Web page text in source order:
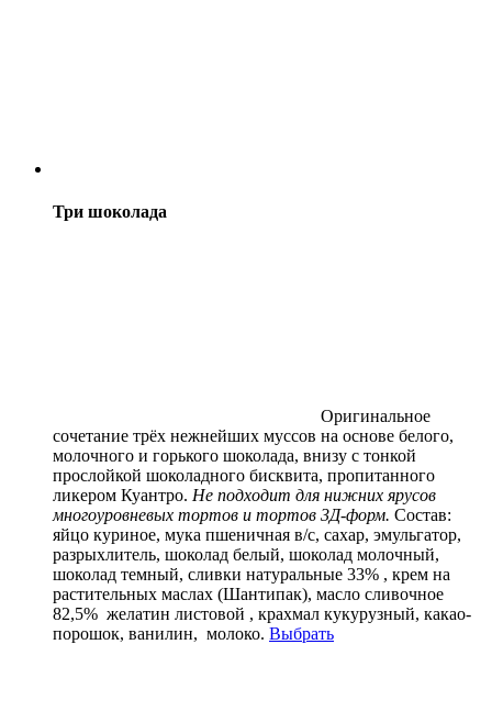
Три шоколада
Оригинальное
сочетание трёх нежнейших муссов на основе белого,
молочного и горького шоколада, внизу с тонкой
прослойкой шоколадного бисквита, пропитанного
ликером Куантро. Не подходит для нижних ярусов
многоуровневых тортов и тортов 3Д-форм. Состав:
яйцо куриное, мука пшеничная в/с, сахар, эмульгатор,
разрыхлитель, шоколад белый, шоколад молочный,
шоколад темный, сливки натуральные 33% , крем на
растительных маслах (Шантипак), масло сливочное
82,5% желатин листовой , крахмал кукурузный, какао-
порошок, ванилин, молоко. Выбрать